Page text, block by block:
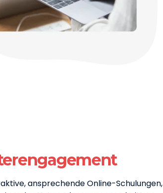
ansprechende Online-Schulungen,